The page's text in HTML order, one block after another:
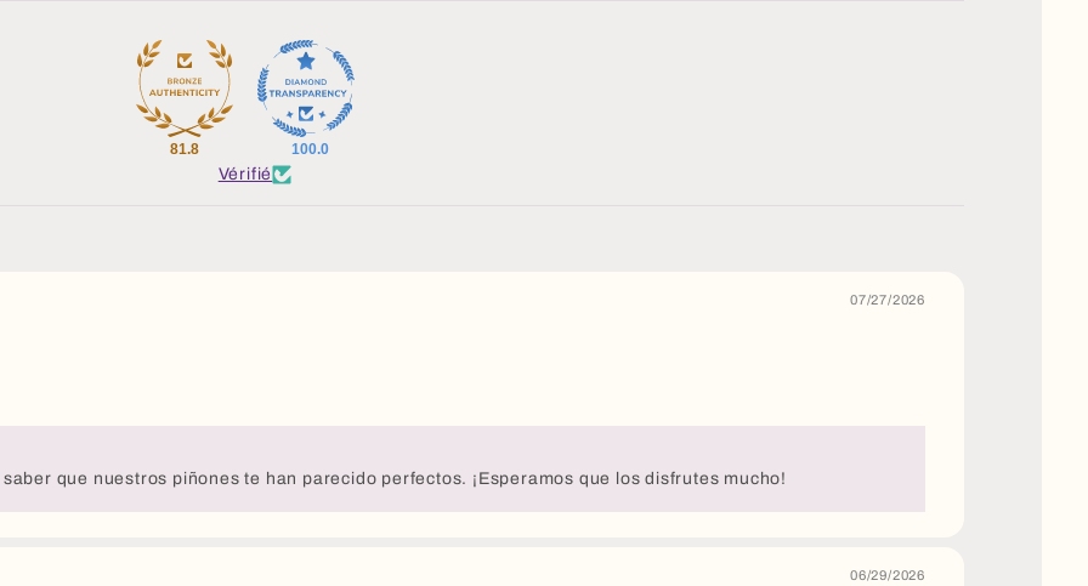
81.8 100.0
Vérifié
07/27/2026
que nuestros piñones te han parecido perfectos. ¡Esperamos que los disfrutes mucho!
06/29/2026